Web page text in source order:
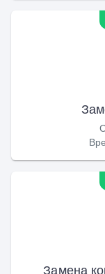
Замена